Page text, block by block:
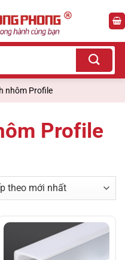
nhôm Profile
Profile